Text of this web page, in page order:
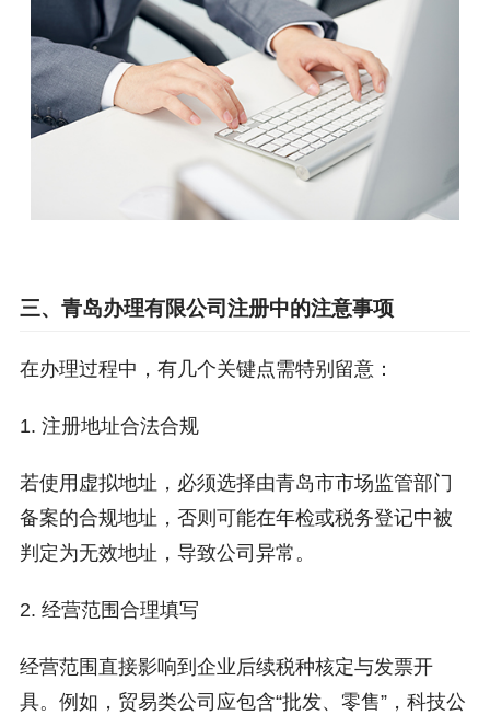
三、青岛办理有限公司注册中的注意事项
在办理过程中，有几个关键点需特别留意：
1. 注册地址合法合规
若使用虚拟地址，必须选择由青岛市市场监管部门
备案的合规地址，否则可能在年检或税务登记中被
判定为无效地址，导致公司异常。
2. 经营范围合理填写
经营范围直接影响到企业后续税种核定与发票开
具。例如，贸易类公司应包含“批发、零售”，科技公